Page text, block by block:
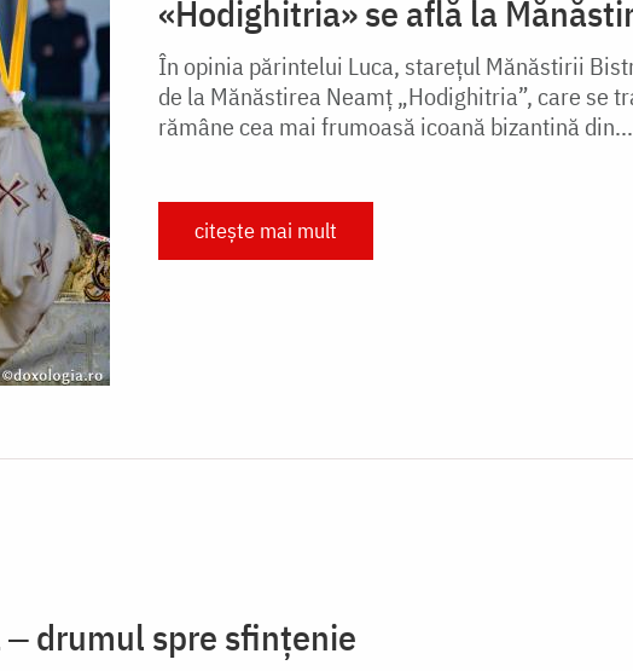
«Hodighitria» se află la
În opinia părintelui Luca, starețul Mănăstirii
de la Mănăstirea Neamț „Hodighitria”, care se
rămâne cea mai frumoasă icoană bizantină din...
citește mai mult
drumul spre sfințenie